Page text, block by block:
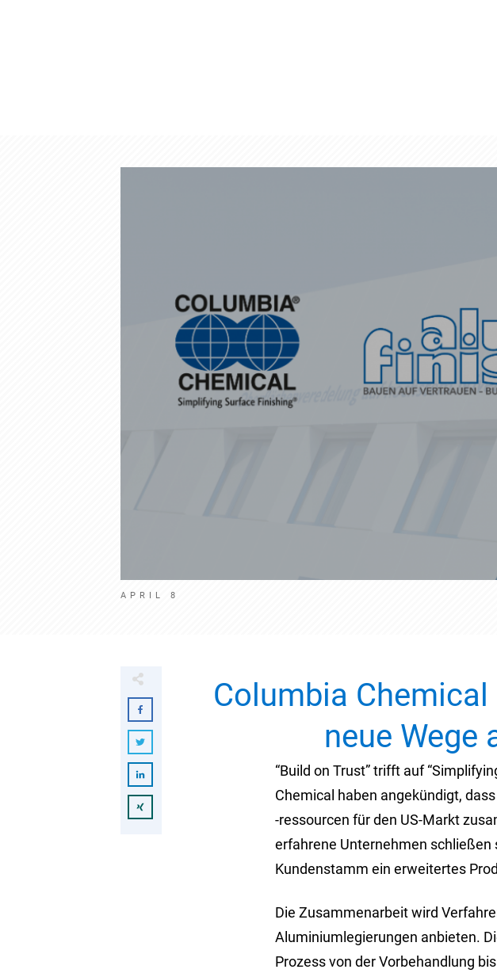
APRIL 8
Columbia
neue Wege
“Build on Trust” trifft auf
Chemical haben angekündigt,
-ressourcen für den US-Markt
erfahrene Unternehmen
Kundenstamm ein erweitertes
Die Zusammenarbeit wird
Aluminiumlegierungen anbieten.
Prozess von der Vorbehandlung